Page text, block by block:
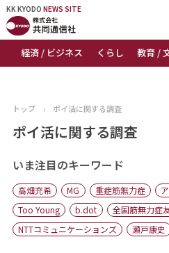
KK KYODO NEWS SITE
経済 / ビジネス くらし 教育 /
KK KYODONEWS SITE
トップページ
ニュース
おすすめコンテンツ
出版物
会社概要
トップ › ポイ活に関する調査
ポイ活に関する調査
いま注目のキーワード
高畑充希 MG 重症筋無力症
Too Young
b.dot 全国筋無力症
NTTコミュニケーションズ
瀬戸康史